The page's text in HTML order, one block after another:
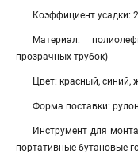
Коэффициент усадки:
Материал:
прозрачных трубок)
Цвет: красный, синий,
Форма поставки: рулон
Инструмент для
портативные бутановые